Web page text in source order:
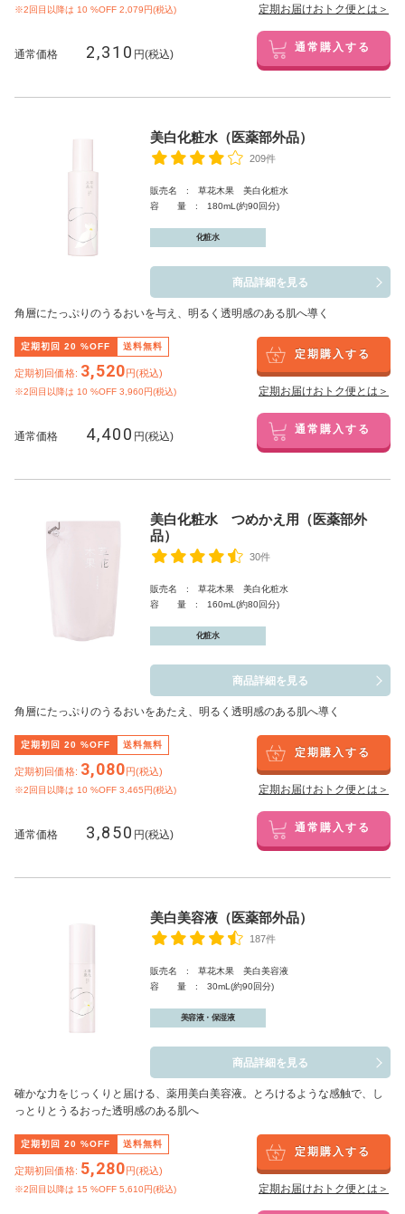
※2回目以降は 10 %OFF 2,079円(税込) 定期お届けおトク便とは＞
通常価格 2,310 円(税込) 通常購入する
美白化粧水（医薬部外品）
209件
販売名 : 草花木果 美白化粧水
容 量 : 180mL(約90回分)
化粧水
商品詳細を見る
角層にたっぷりのうるおいを与え、明るく透明感のある肌へ導く
定期初回 20 %OFF 送料無料
定期初回価格: 3,520円(税込)
※2回目以降は 10 %OFF 3,960円(税込)
定期購入する
定期お届けおトク便とは＞
通常価格 4,400 円(税込) 通常購入する
美白化粧水 つめかえ用（医薬部外
品）
30件
販売名 : 草花木果 美白化粧水
容 量 : 160mL(約80回分)
化粧水
商品詳細を見る
角層にたっぷりのうるおいをあたえ、明るく透明感のある肌へ導く
定期初回 20 %OFF 送料無料
定期初回価格: 3,080円(税込)
※2回目以降は 10 %OFF 3,465円(税込)
定期購入する
定期お届けおトク便とは＞
通常価格 3,850 円(税込) 通常購入する
美白美容液（医薬部外品）
187件
販売名 : 草花木果 美白美容液
容 量 : 30mL(約90回分)
美容液・保湿液
商品詳細を見る
確かな力をじっくりと届ける、薬用美白美容液。とろけるような感触で、し
っとりとうるおった透明感のある肌へ
定期初回 20 %OFF 送料無料
定期初回価格: 5,280円(税込)
※2回目以降は 15 %OFF 5,610円(税込)
定期購入する
定期お届けおトク便とは＞